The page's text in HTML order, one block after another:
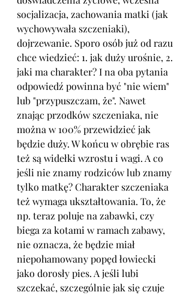
socjalizacja, zachowania matki (jak
wychowywała szczeniaki),
dojrzewanie. Sporo osób już od razu
chce wiedzieć: 1. jak duży urośnie, 2.
jaki ma charakter? I na oba pytania
odpowiedź powinna być "nie wiem"
lub "przypuszczam, że". Nawet
znając przodków szczeniaka, nie
można w 100% przewidzieć jak
będzie duży. W końcu w obrębie ras
też są widełki wzrostu i wagi. A co
jeśli nie znamy rodziców lub znamy
tylko matkę? Charakter szczeniaka
też wymaga ukształtowania. To, że
np. teraz poluje na zabawki, czy
biega za kotami w ramach zabawy,
nie oznacza, że będzie miał
niepohamowany popęd łowiecki
jako dorosły pies. A jeśli lubi
szczekać, szczególnie jak się czuje